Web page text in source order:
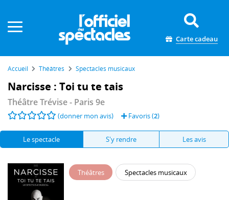
Carte cadeau
Accueil Théâtres Spectacles musicaux
Narcisse : Toi tu te tais
Théâtre Trévise- Paris 9e
(donner mon avis) Favoris (2)
Le spectacle S'y rendre Les avis
Théâtres Spectacles musicaux